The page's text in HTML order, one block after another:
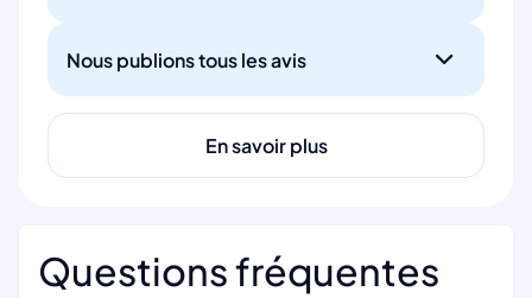
Nous publions tous les avis
En savoir plus
Questions fréquentes